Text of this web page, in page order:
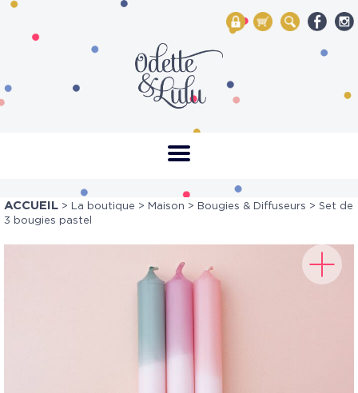
My Account
Mon panier
Rechercher
ACCUEIL > La boutique > Maison > Bougies & Diffuseurs > Set de
3 bougies pastel